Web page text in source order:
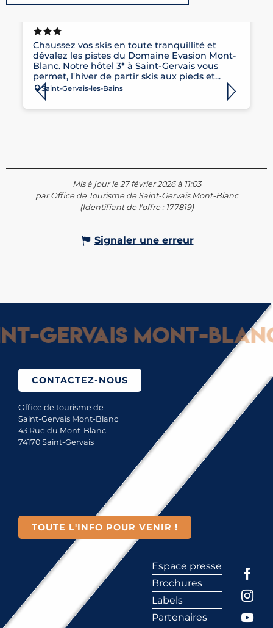
Chaussez vos skis en toute tranquillité et
dévalez les pistes du Domaine Evasion Mont-
Blanc. Notre hôtel 3* à Saint-Gervais vous
permet, l'hiver de partir skis aux pieds et...
Saint-Gervais-les-Bains
Mis à jour le 27 février 2026 à 11:03
par Office de Tourisme de Saint-Gervais Mont-Blanc
(Identifiant de l'offre : 177819)
Signaler une erreur
Gervais Mont-Blanc
CONTACTEZ-NOUS
Office de tourisme de
Saint-Gervais Mont-Blanc
43 Rue du Mont-Blanc
74170 Saint-Gervais
TOUTE L'INFO POUR VENIR !
Espace presse
Brochures
Labels
Partenaires